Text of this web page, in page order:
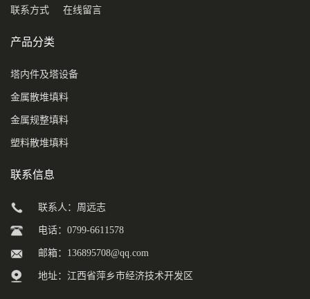
联系方式 在线留言
产品分类
塔内件及塔设备
金属散堆填料
金属规整填料
塑料散堆填料
联系信息
联系人：周远志
电话：0799-6611578
邮箱： 136895708@qq.com
地址：江西省萍乡市经济技术开发区